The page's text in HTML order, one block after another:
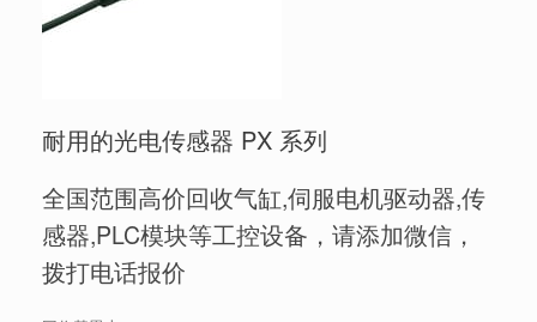
耐用的光电传感器 PX 系列
全国范围高价回收气缸,伺服电机驱动器,传
感器,PLC模块等工控设备，请添加微信，
拨打电话报价